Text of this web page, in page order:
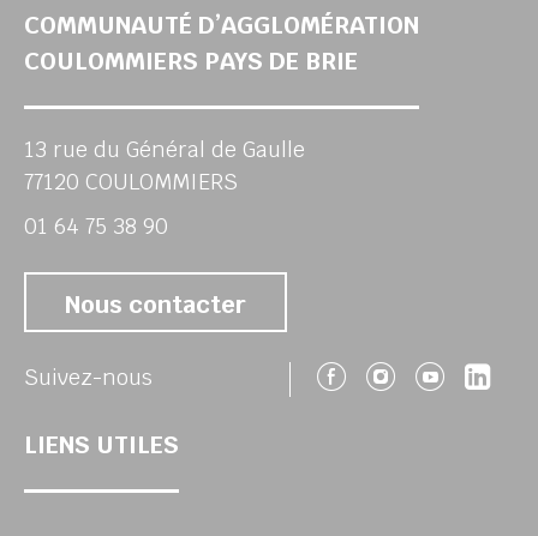
COMMUNAUTÉ D’AGGLOMÉRATION
COULOMMIERS PAYS DE BRIE
13 rue du Général de Gaulle
77120 COULOMMIERS
01 64 75 38 90
Nous contacter
Suivez-nous Suivez-nous
Suivez-
LIENS UTILES